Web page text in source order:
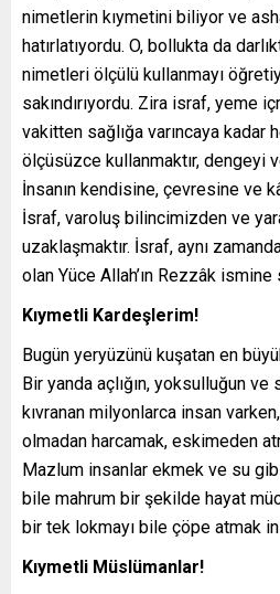
nimetlerin kıymetini biliyor ve
hatırlatıyordu. O, bollukta da
nimetleri ölçülü kullanmayı
sakındırıyordu. Zira israf, yeme
vakitten sağlığa varıncaya kadar
ölçüsüzce kullanmaktır, dengeyi
İnsanın kendisine, çevresine ve
İsraf, varoluş bilincimizden ve
uzaklaşmaktır. İsraf, aynı
olan Yüce Allah’ın Rezzâk ismine
Kıymetli Kardeşlerim!
Bugün yeryüzünü kuşatan en
Bir yanda açlığın, yoksulluğun
kıvranan milyonlarca insan
olmadan harcamak, eskimeden
Mazlum insanlar ekmek ve su
bile mahrum bir şekilde hayat
bir tek lokmayı bile çöpe atmak
Kıymetli Müslümanlar!